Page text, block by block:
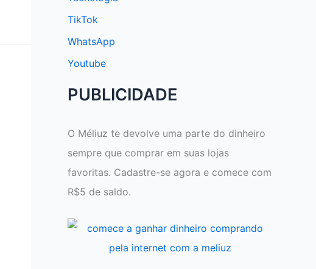
TikTok
WhatsApp
Youtube
PUBLICIDADE
O Méliuz te devolve uma parte do dinheiro
sempre que comprar em suas lojas
favoritas. Cadastre-se agora e comece com
R$5 de saldo.